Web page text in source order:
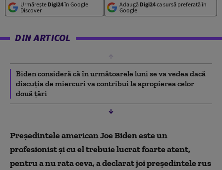
Urmărește Digi24în Google
Discover
Adaugă Digi24ca sursă preferată în
Google
DIN ARTICOL
Biden consideră că în următoarele luni se va vedea dacă
discuția de miercuri va contribui la apropierea celor
două ţări
Preşedintele american Joe Biden este un
profesionist şi cu el trebuie lucrat foarte atent,
pentru a nu rata ceva, a declarat joi preşedintele rus